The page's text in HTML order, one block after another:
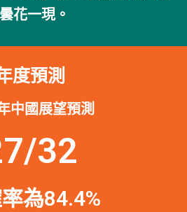
花一現。
度預測
中國展望預測
32
為84.4%